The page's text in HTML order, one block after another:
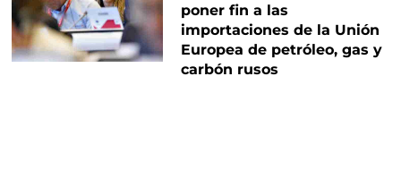
poner fin a las
importaciones de la Unión
Europea de petróleo, gas y
carbón rusos